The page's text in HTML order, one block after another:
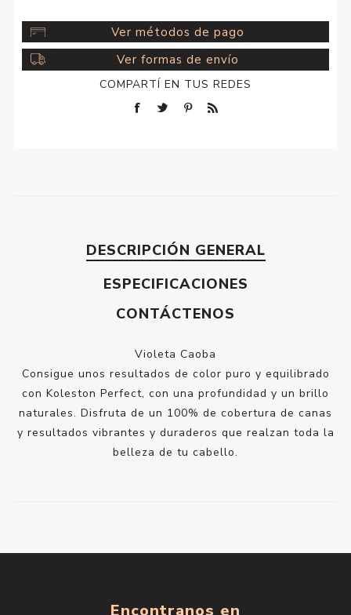
Ver métodos de pago
Ver formas de envío
COMPARTÍ EN TUS REDES
DESCRIPCIÓN GENERAL
ESPECIFICACIONES
CONTÁCTENOS
Violeta Caoba
Consigue unos resultados de color puro y equilibrado
con Koleston Perfect, con una profundidad y un brillo
naturales. Disfruta de un 100% de cobertura de canas
y resultados vibrantes y duraderos que realzan toda la
belleza de tu cabello.